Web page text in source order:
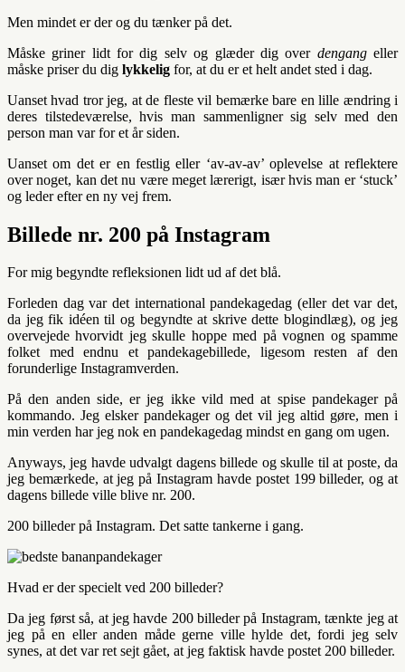
Men mindet er der og du tænker på det.
Måske griner lidt for dig selv og glæder dig over dengangeller
måske priser du dig lykkelig for, at du er et helt andet sted i dag.
Uanset hvad tror jeg, at de fleste vil bemærke bare en lille ændring i
deres tilstedeværelse, hvis man sammenligner sig selv med den
person man var for et år siden.
Uanset om det er en festlig eller ‘av-av-av’ oplevelse at reflektere
over noget, kan det nu være meget lærerigt, især hvis man er ‘stuck’
og leder efter en ny vej frem.
Billede nr. 200 på Instagram
For mig begyndte refleksionen lidt ud af det blå.
Forleden dag var det international pandekagedag (eller det var det,
da jeg fik idéen til og begyndte at skrive dette blogindlæg), og jeg
overvejede hvorvidt jeg skulle hoppe med på vognen og spamme
folket med endnu et pandekagebillede, ligesom resten af den
forunderlige Instagramverden.
På den anden side, er jeg ikke vild med at spise pandekager på
kommando. Jeg elsker pandekager og det vil jeg altid gøre, men i
min verden har jeg nok en pandekagedag mindst en gang om ugen.
Anyways, jeg havde udvalgt dagens billede og skulle til at poste, da
jeg bemærkede, at jeg på Instagram havde postet 199 billeder, og at
dagens billede ville blive nr. 200.
200 billeder på Instagram. Det satte tankerne i gang.
Hvad er der specielt ved 200 billeder?
Da jeg først så, at jeg havde 200 billeder på Instagram, tænkte jeg at
jeg på en eller anden måde gerne ville hylde det, fordi jeg selv
synes, at det var ret sejt gået, at jeg faktisk havde postet 200 billeder.